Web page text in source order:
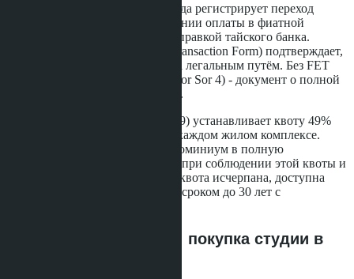
Земельный департамент Таиланда регистрирует переход
собственности только на основании оплаты в фиатной
валюте, подтверждённой FET-справкой тайского банка.
Форма FET (Foreign Exchange Transaction Form) подтверждает,
что деньги пришли из-за рубежа легальным путём. Без FET
невозможно оформить Чанот (Nor Sor 4) - документ о полной
собственности на кондоминиум.
Condominium Act B.E. 2522 (1979) устанавливает квоту 49%
для иностранных владельцев в каждом жилом комплексе.
может купить кондоминиум в полную
собственность (Freehold) только при соблюдении этой квоты и
при наличии FET-формы. Если квота исчерпана, доступна
только аренда земли (Leasehold) сроком до 30 лет с
Практический пример: покупка студии в